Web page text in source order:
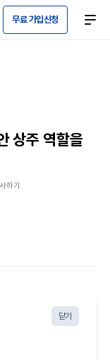
무료 가입신청
상주 역할을
하기
닫기